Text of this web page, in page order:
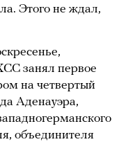
Этого не ждал,
занял первое
на четвертый
Аденауэра,
объединителя